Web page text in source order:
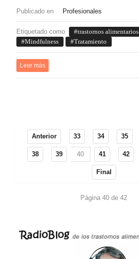
Publicado en Profesionales
Etiquetado como
trastornos alimentarios
Mindfulness
Tratamiento
Leer más
Anterior 33 34 35
38 39 40 41 42
Final
Página 40 de 42